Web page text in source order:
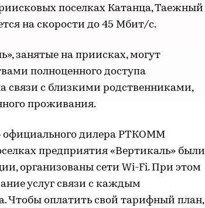
поселках Катанца, Таежный
на скорости до 45 Мбит/с.
занятые на приисках, могут
полноценного доступа
связи с близкими родственниками,
проживания.
дилера РТКОММ
предприятия «Вертикаль» были
организованы сети Wi-Fi. При этом
услуг связи с каждым
Чтобы оплатить свой тарифный план,